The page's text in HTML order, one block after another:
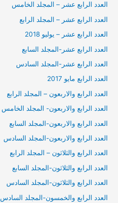
العدد الرابع عشر – المجلد الخامس
العدد الرابع عشر – المجلد الرابع
العدد الرابع عشر – يوليو 2018
العدد الرابع عشر-المجلد السابع
العدد الرابع عشر-المجلد السادس
العدد الرابع مايو 2017
العدد الرابع والاربعون – المجلد الرابع
العدد الرابع والاربعون- المجلد الخامس
العدد الرابع والاربعون-المجلد السابع
العدد الرابع والاربعون-المجلد السادس
العدد الرابع والثلاثون – المجلد الرابع
العدد الرابع والثلاثون-المجلد السابع
العدد الرابع والثلاثون-المجلد السادس
العدد الرابع والخمسون-المجلد السادس